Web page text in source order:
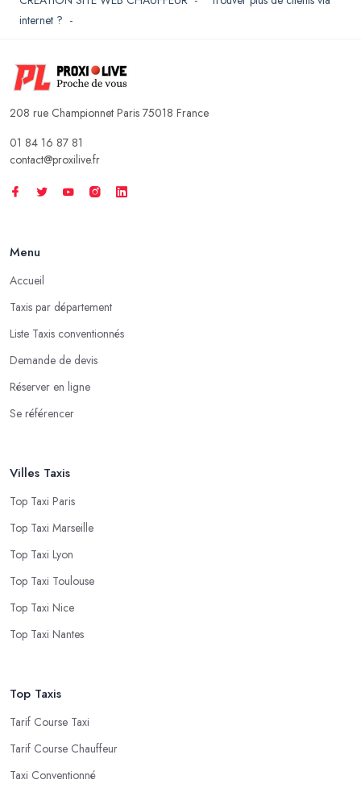
internet ? -
208 rue Championnet Paris 75018 France
01 84 16 87 81
contact@proxilive.fr
Menu
Accueil
Taxis par département
Liste Taxis conventionnés
Demande de devis
Réserver en ligne
Se référencer
Villes Taxis
Top Taxi Paris
Top Taxi Marseille
Top Taxi Lyon
Top Taxi Toulouse
Top Taxi Nice
Top Taxi Nantes
Top Taxis
Tarif Course Taxi
Tarif Course Chauffeur
Taxi Conventionné